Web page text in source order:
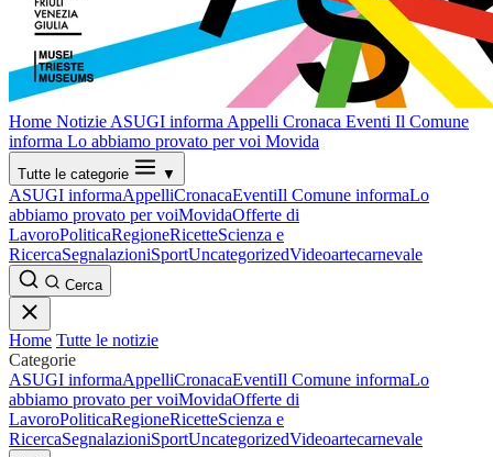
Home Notizie ASUGI informa Appelli Cronaca Eventi Il Comune
informa Lo abbiamo provato per voi Movida
Tutte le categorie ▼
ASUGI informaAppelliCronacaEventiIl Comune informaLo
abbiamo provato per voiMovidaOfferte di
LavoroPoliticaRegioneRicetteScienza e
RicercaSegnalazioniSportUncategorizedVideoartecarnevale
Cerca
Home Tutte le notizie
Categorie
ASUGI informaAppelliCronacaEventiIl Comune informaLo
abbiamo provato per voiMovidaOfferte di
LavoroPoliticaRegioneRicetteScienza e
RicercaSegnalazioniSportUncategorizedVideoartecarnevale